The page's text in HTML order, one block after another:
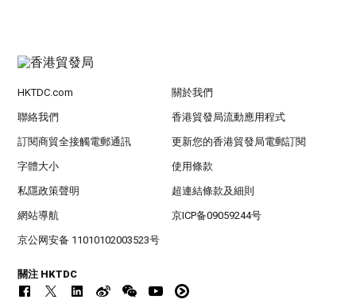
HKTDC.com 關於我們
聯絡我們 香港貿發局流動應用程式
訂閱商貿全接觸電郵通訊 更新您的香港貿發局電郵訂閱
字體大小 使用條款
私隱政策聲明 超連結條款及細則
網站導航 京ICP备09059244号
京公网安备 11010102003523号
關注 HKTDC